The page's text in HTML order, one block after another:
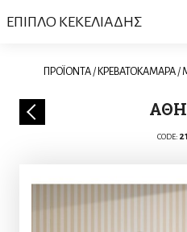
ΕΠΙΠΛΟ ΚΕΚΕΛΙΑΔΗΣ
ΠΡΟΪΟΝΤΑ / ΚΡΕΒΑΤΟΚΑΜΑΡΑ /
CODE: